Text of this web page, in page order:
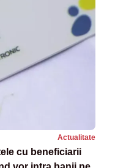
Actualitate
cu beneficiarii